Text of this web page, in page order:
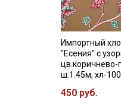
Импортный
"Есения" с
цв.коричнево-
ш.1.45м, хл-
450 руб.